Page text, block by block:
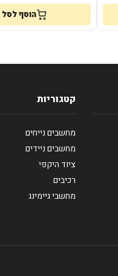
הוסף לסל
קטגוריות
מחשבים נייחים
מחשבים ניידים
ציוד היקפי
רכיבים
מחשבי גיימינג